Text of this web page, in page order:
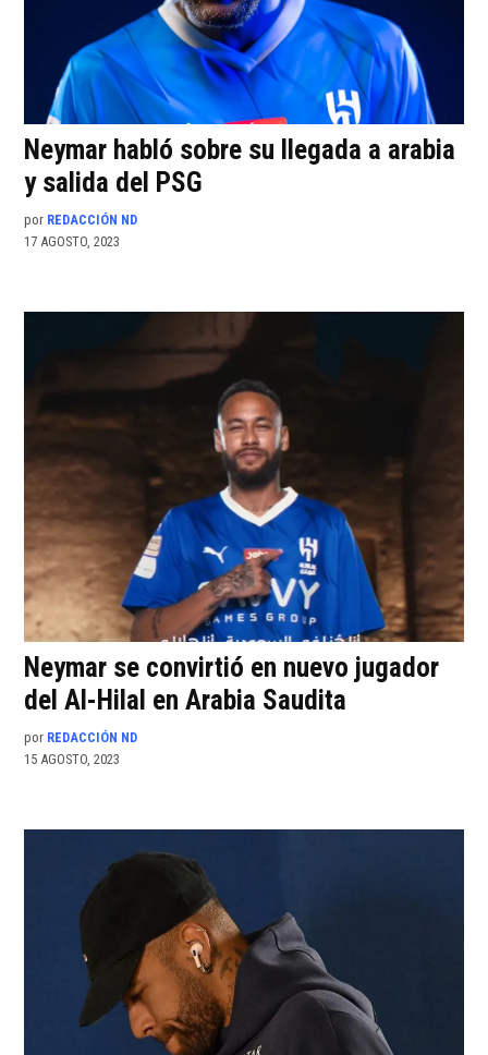
Neymar habló sobre su llegada a arabia
y salida del PSG
por REDACCIÓN ND
17 AGOSTO, 2023
Neymar se convirtió en nuevo jugador
del Al-Hilal en Arabia Saudita
por REDACCIÓN ND
15 AGOSTO, 2023